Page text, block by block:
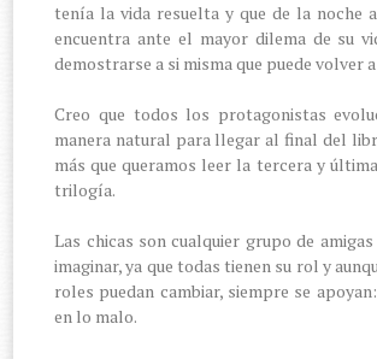
tenía la vida resuelta y que de la noche
encuentra ante el mayor dilema de su
demostrarse a si misma que puede volver
Creo que todos los protagonistas
manera natural para llegar al final del
más que queramos leer la tercera y
trilogía.
Las chicas son cualquier grupo de
imaginar, ya que todas tienen su rol y
roles puedan cambiar, siempre se
en lo malo.